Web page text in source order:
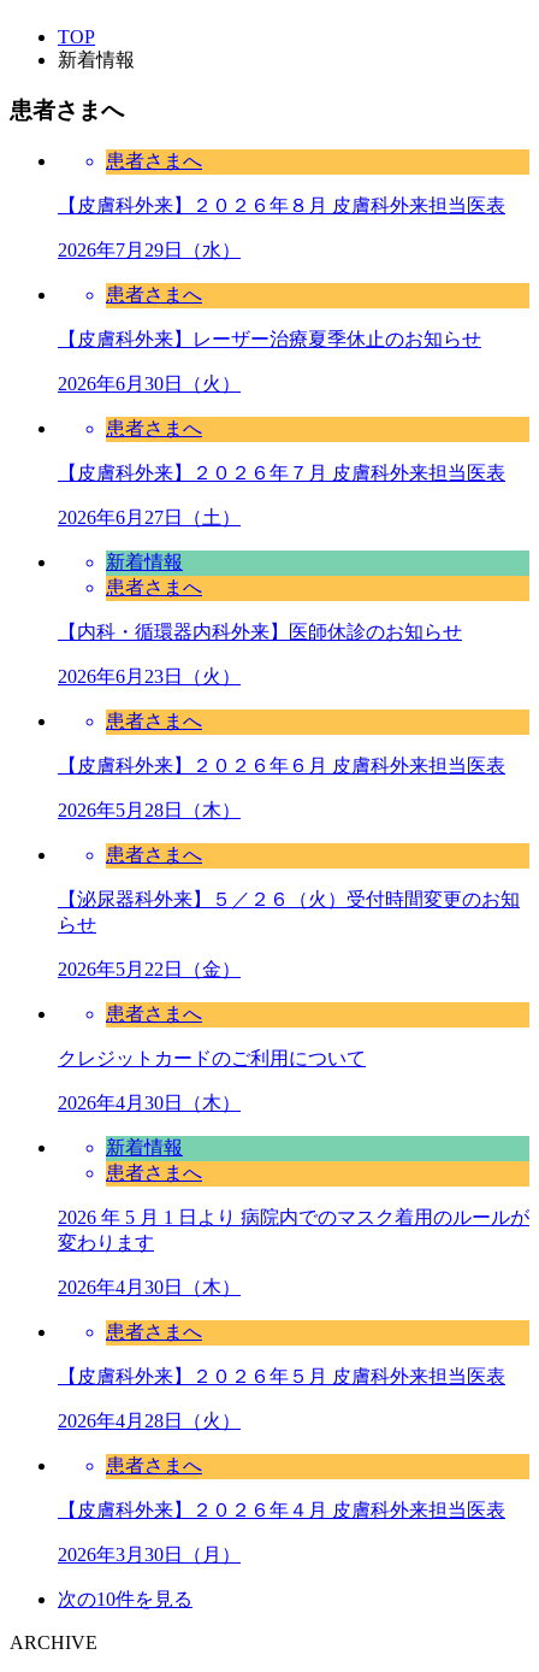
TOP
新着情報
患者さまへ
患者さまへ
【皮膚科外来】２０２６年８月 皮膚科外来担当医表
2026年7月29日（水）
患者さまへ
【皮膚科外来】レーザー治療夏季休止のお知らせ
2026年6月30日（火）
患者さまへ
【皮膚科外来】２０２６年７月 皮膚科外来担当医表
2026年6月27日（土）
新着情報
患者さまへ
【内科・循環器内科外来】医師休診のお知らせ
2026年6月23日（火）
患者さまへ
【皮膚科外来】２０２６年６月 皮膚科外来担当医表
2026年5月28日（木）
患者さまへ
【泌尿器科外来】５／２６（火）受付時間変更のお知
らせ
2026年5月22日（金）
患者さまへ
クレジットカードのご利用について
2026年4月30日（木）
新着情報
患者さまへ
2026 年 5 月 1 日より 病院内でのマスク着用のルールが
変わります
2026年4月30日（木）
患者さまへ
【皮膚科外来】２０２６年５月 皮膚科外来担当医表
2026年4月28日（火）
患者さまへ
【皮膚科外来】２０２６年４月 皮膚科外来担当医表
2026年3月30日（月）
次の10件を見る
ARCHIVE